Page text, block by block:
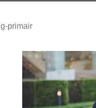
primair